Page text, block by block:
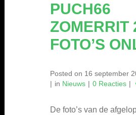
PUCH66
ZOMERRIT
FOTO’S
Posted on 16 september
in Nieuws 0 Reacties
De foto’s van de